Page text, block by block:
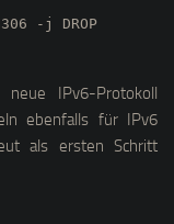
-j DROP
IPv6-Protokoll
ebenfalls für IPv6
als ersten Schritt